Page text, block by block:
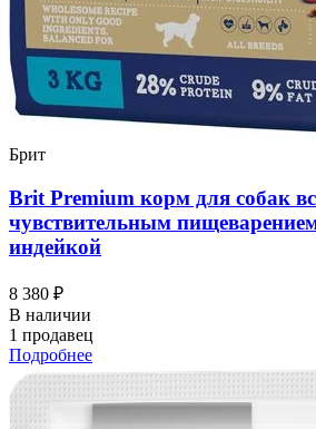
Брит
Brit Premium корм для собак
чувствительным
индейкой
8 380 ₽
В наличии
1 продавец
Подробнее